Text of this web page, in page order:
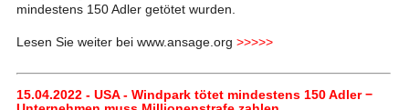
mindestens 150 Adler getötet wurden.
Lesen Sie weiter bei www.ansage.org >>>>>
15.04.2022 - USA - Windpark tötet mindestens 150 Adler −